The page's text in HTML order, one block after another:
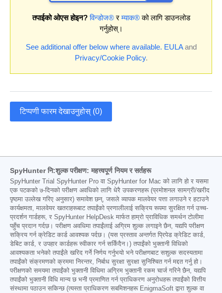
तपाईको ओएस होइन? विन्डोज®रम्याक®को लागि डाउनलोड
गर्नुहोस्।
See additional offer below where available. EULAand
Privacy/Cookie Policy.
टिप्पणी फारम देखाउनुहोस् (0)
SpyHunter नि:शुल्क परीक्षण: महत्त्वपूर्ण नियम र सर्तहरू
SpyHunter Trial SpyHunter Pro वा SpyHunter for Mac को लागि हो र यसमा
एक पटकको ७-दिनको परीक्षण अवधिको लागि धेरै उपकरणहरू (प्रमोशनल सामग्री/खरीद
पृष्ठमा उल्लेख गरिए अनुसार) समावेश छन्, जसले व्यापक मालवेयर पत्ता लगाउने र हटाउने
कार्यक्षमता, मालवेयर खतराहरूबाट तपाईंको प्रणालीलाई सक्रिय रूपमा सुरक्षित गर्न उच्च-
प्रदर्शन गार्डहरू, र SpyHunter HelpDesk मार्फत हाम्रो प्राविधिक समर्थन टोलीमा
पहुँच प्रदान गर्दछ। परीक्षण अवधिमा तपाईंलाई अग्रिम शुल्क लगाइने छैन, यद्यपि परीक्षण
सक्रिय गर्न क्रेडिट कार्ड आवश्यक पर्दछ। (यस प्रस्ताव अन्तर्गत प्रिपेड क्रेडिट कार्ड,
डेबिट कार्ड, र उपहार कार्डहरू स्वीकार गर्न सकिँदैन।) तपाईंको भुक्तानी विधिको
आवश्यकता भनेको तपाईंले खरिद गर्ने निर्णय गर्नुभयो भने परीक्षणबाट सशुल्क सदस्यतामा
तपाईंको संक्रमणको क्रममा निरन्तर, निर्बाध सुरक्षा सुरक्षा सुनिश्चित गर्न मद्दत गर्नु हो।
परीक्षणको समयमा तपाईंको भुक्तानी विधिमा अग्रिम भुक्तानी रकम चार्ज गरिने छैन, यद्यपि
तपाईंको भुक्तानी विधि मान्य छ भनी प्रमाणित गर्न प्राधिकरण अनुरोधहरू तपाईंको वित्तीय
संस्थामा पठाउन सकिन्छ (त्यस्ता प्राधिकरण सबमिशनहरू EnigmaSoft द्वारा शुल्क वा